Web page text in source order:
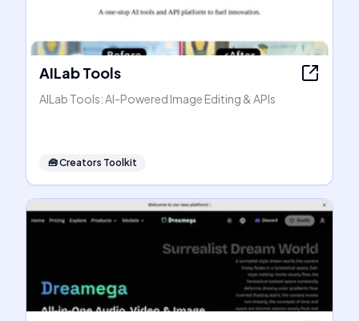
AILab Tools
AILab Tools: AI-Powered Image Editing & APIs
🧰Creators Toolkit